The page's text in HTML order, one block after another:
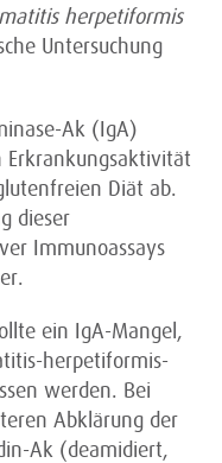
herpetiformis
Untersuchung
Ak (IgA)
Diät ab.
dieser
Immunoassays
ein IgA-Mangel,
herpetiformis-
werden. Bei
Abklärung der
Ak (deamidiert,